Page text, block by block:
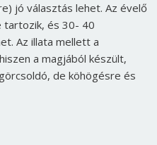
jó választás lehet. Az évelő
tartozik, és 30- 40
Az illata mellett a
a magjából készült,
de köhögésre és